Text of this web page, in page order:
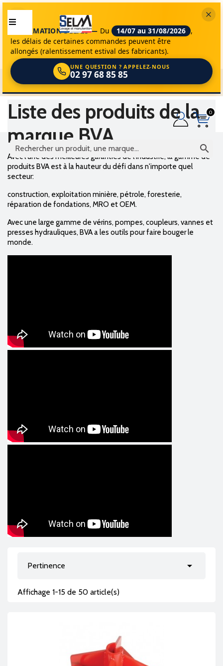
INFORMATION DÉLAIS — Du 14/07 au 31/08/2026 ,
les délais de certaines commandes peuvent être
allongés (ralentissement estival des fabricants).
UNE QUESTION ? APPELEZ-NOUS
02 97 68 85 85
0

selm marques bva
Liste des produits de la
marque BVA
Avec l'une des meilleures garanties de l'industrie, la gamme de
produits BVA est à la hauteur du défi dans n'importe quel
secteur:
construction, exploitation minière, pétrole, foresterie,
réparation de fondations, MRO et OEM.
Avec une large gamme de vérins, pompes, coupleurs, vannes et
presses hydrauliques, BVA a les outils pour faire bouger le
monde.
Pertinence 
Affichage 1-15 de 50 article(s)